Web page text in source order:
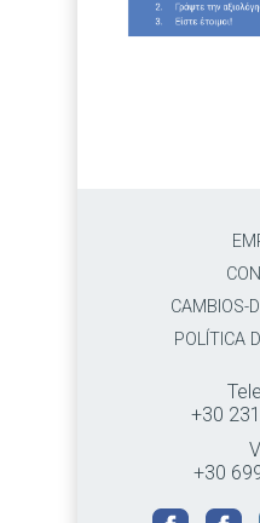
CAMBIOS-
POLÍTICA
+30
+30